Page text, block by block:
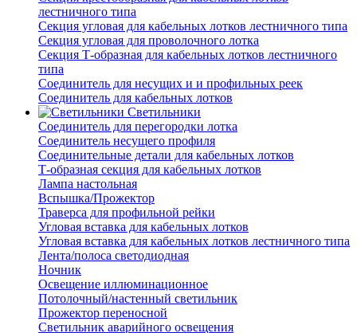
лестничного типа
Секция угловая для кабельных лотков лестничного типа
Секция угловая для проволочного лотка
Секция Т-образная для кабельных лотков лестничного
типа
Соединитель для несущих и и профильных реек
Соединитель для кабельных лотков
Светильники
Соединитель для перегородки лотка
Соединитель несущего профиля
Соединительные детали для кабельных лотков
Т-образная секция для кабельных лотков
Лампа настольная
Вспышка/Прожектор
Траверса для профильной рейки
Угловая вставка для кабельных лотков
Угловая вставка для кабельных лотков лестничного типа
Лента/полоса светодиодная
Ночник
Освещение иллюминационное
Потолочный/настенный светильник
Прожектор переносной
Светильник аварийного освещения